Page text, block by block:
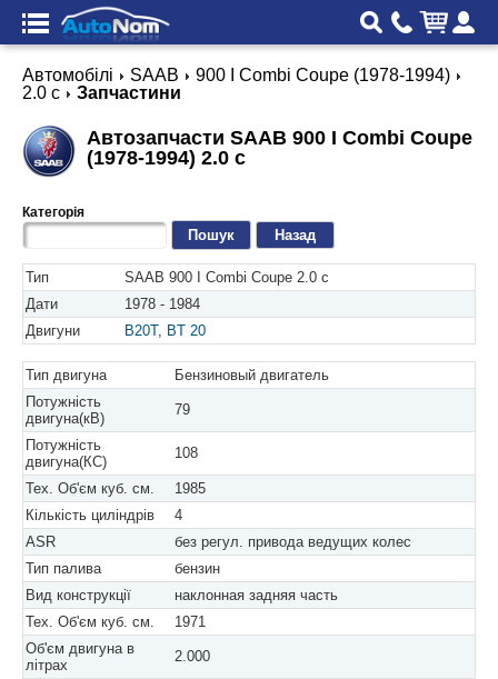
Автомобілі SAAB
900 I Combi Coupe (1978-1994)
2.0 c
Запчастини
Автозапчасти SAAB 900 I Combi Coupe
(1978-1994) 2.0 c
Категорія
Назад
Тип
SAAB 900 I Combi Coupe 2.0 c
Дати
1978 - 1984
Двигуни
B20T, BT 20
Тип двигуна
Бензиновый двигатель
Потужність
двигуна(кВ)
79
Потужність
двигуна(КС)
108
Тех. Об'єм куб. см.
1985
Кількість циліндрів
4
ASR
без регул. привода ведущих колес
Тип палива
бензин
Вид конструкції
наклонная задняя часть
Тех. Об'єм куб. см.
1971
Об'єм двигуна в
літрах
2.000